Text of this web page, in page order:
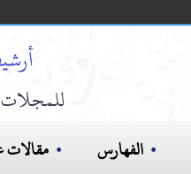
للمجلات
الفهارس